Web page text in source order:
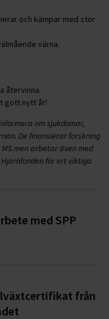
och kämpar med stor
värna.
återvinna.
gott nytt år!
om sjukdomar,
De finansierar forskning
MS men arbetar även med
Hjärnfonden för ert viktiga
med SPP
från